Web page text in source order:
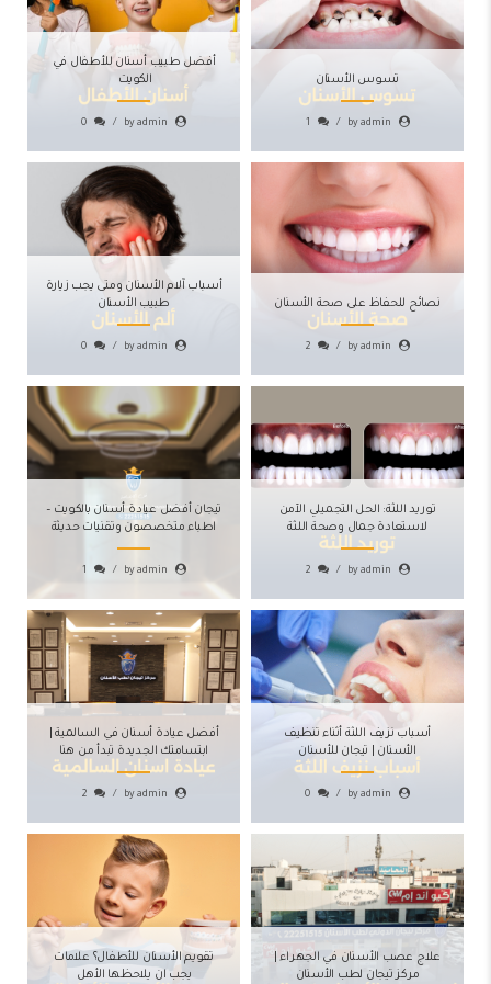
أفضل طبيب أسنان للأطفال في
الكويت
by admin
0
تسوس الأسنان
by admin
1
أسباب آلام الأسنان ومتى يجب زيارة
طبيب الأسنان
by admin
0
نصائح للحفاظ على صحة الأسنان
by admin
2
تيجان أفضل عيادة أسنان بالكويت –
اطباء متخصصون وتقنيات حديثة
by admin
1
توريد اللثة: الحل التجميلي الآمن
لاستعادة جمال وصحة اللثة
by admin
2
أفضل عيادة أسنان في السالمية |
ابتسامتك الجديدة تبدأ من هنا
by admin
2
أسباب نزيف اللثة أثناء تنظيف
الأسنان | تيجان للأسنان
by admin
0
تقويم الأسنان للأطفال؟ علامات
يجب ان يلاحظها الأهل
علاج عصب الأسنان في الجهراء |
مركز تيجان لطب الأسنان
أفضل عيادة تقويم في الجهراء:
خيارات مبتكرة لعلاج الأسنان